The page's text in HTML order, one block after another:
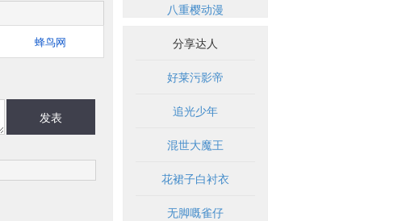
蜂鸟网
发表
八重樱动漫
分享达人
好莱污影帝
追光少年
混世大魔王
花裙子白衬衣
无脚嘅雀仔